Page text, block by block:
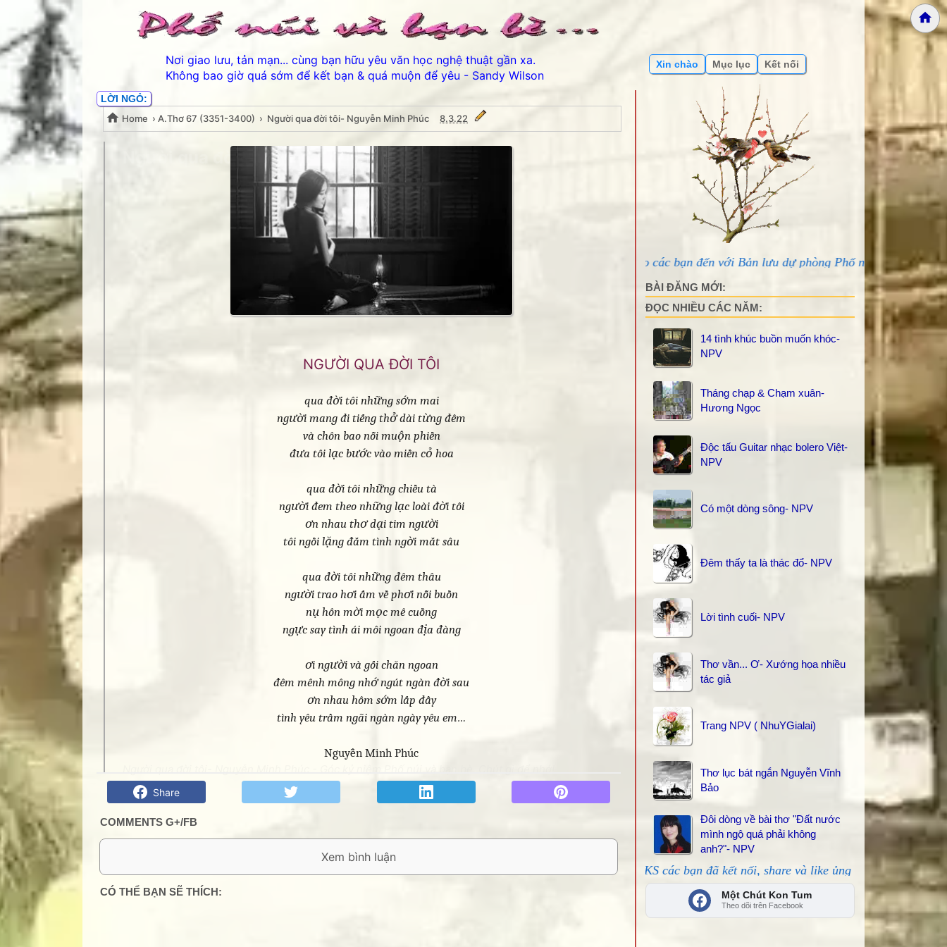
Nơi giao lưu, tản mạn... cùng bạn hữu yêu văn học nghệ thuật gần xa.
Không bao giờ quá sớm để kết bạn & quá muộn để yêu - Sandy Wilson
LỜI NGỎ:
Home › A.Thơ 67 (3351-3400) › Người qua đời tôi- Nguyễn Minh Phúc 8.3.22
Người qua đời tôi- Nguyễn Minh Phúc
NGƯỜI QUA ĐỜI TÔI
qua đời tôi những sớm mai
người mang đi tiếng thở dài từng đêm
và chôn bao nỗi muộn phiền
đưa tôi lạc bước vào miền cỏ hoa
qua đời tôi những chiều tà
người đem theo những lạc loài đời tôi
ơn nhau thơ dại tim người
tôi ngồi lặng đắm tình ngời mắt sâu
qua đời tôi những đêm thâu
người trao hơi ấm về phơi nỗi buồn
nụ hôn mời mọc mê cuồng
ngực say tình ái môi ngoan địa đàng
ơi người và gối chăn ngoan
đêm mênh mông nhớ ngút ngàn đời sau
ơn nhau hôm sớm lấp đầy
tình yêu trầm ngãi ngàn ngày yêu em…
Nguyễn Minh Phúc
Share
COMMENTS G+/FB
0 Comment:
CÓ THỂ BẠN SẼ THÍCH:
Xin chào Mục lục Kết nối
Thân ái chào các bạn đến với Bản lưu dự phòng Phố núi và bạn bè...
BÀI ĐĂNG MỚI:
ĐỌC NHIỀU CÁC NĂM:
14 tình khúc buồn muốn khóc-
NPV
Tháng chạp & Chạm xuân-
Hương Ngọc
Độc tấu Guitar nhạc bolero Việt-
NPV
Có một dòng sông- NPV
Đêm thấy ta là thác đổ- NPV
Lời tình cuối- NPV
Thơ vần... Ơ- Xướng họa nhiều
tác giả
Trang NPV ( NhuYGialai)
Thơ lục bát ngắn Nguyễn Vĩnh
Bảo
Đôi dòng về bài thơ "Đất nước
mình ngộ quá phải không
anh?"- NPV
THANKS các bạn đã kết nối, share và like ủng hộ!
Một Chút Kon Tum
Theo dõi trên Facebook